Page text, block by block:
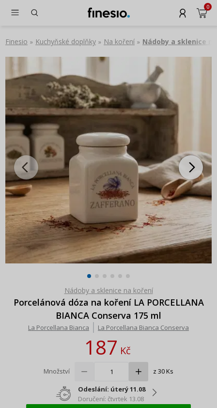
0
Finesio » Kuchyňské doplňky » Na koření » Nádoby a sklenice
Nádoby a sklenice na koření
Porcelánová dóza na koření LA PORCELLANA
BIANCA Conserva 175 ml
La Porcellana Bianca La Porcellana Bianca Conserva
187Kč
Množství z 30 Ks
Odeslání: úterý 11.08
Doručení: čtvrtek 13.08